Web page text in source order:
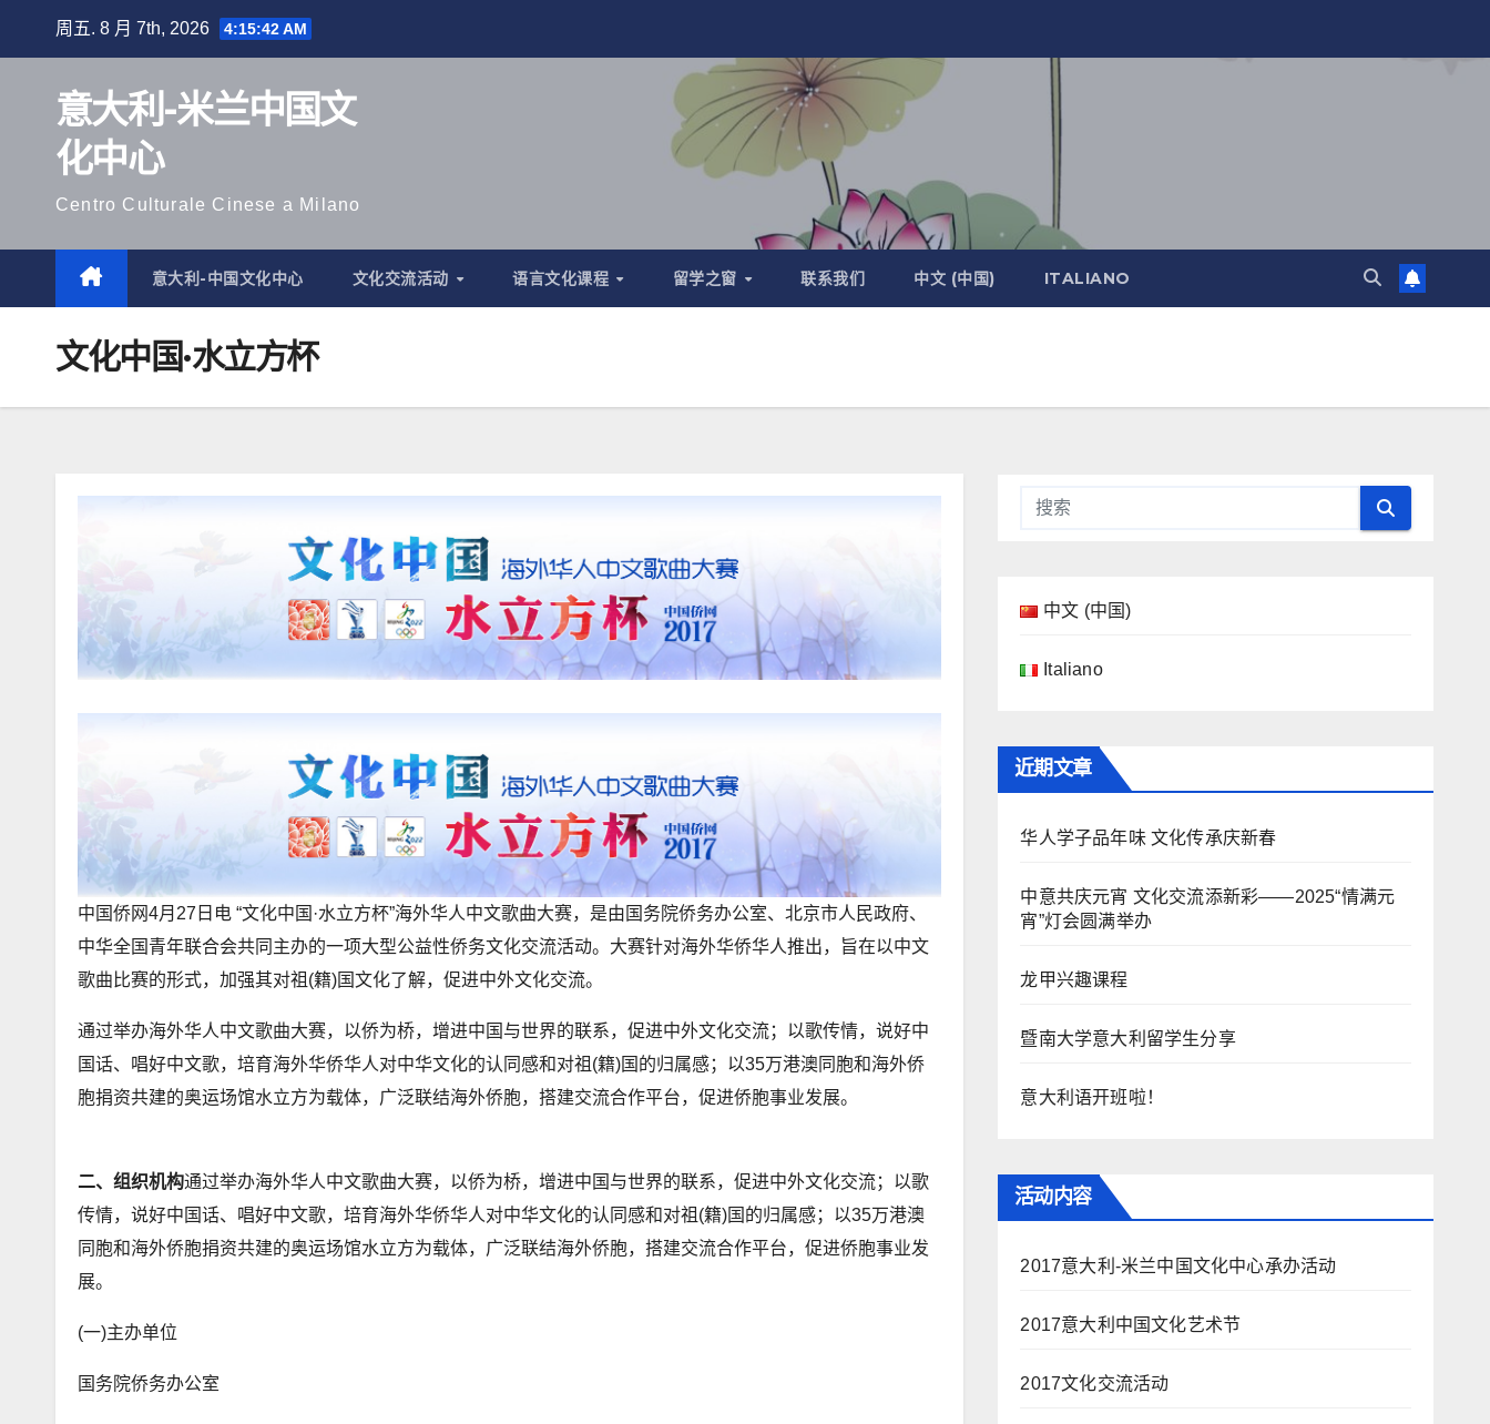
周五. 8 月 7th, 2026 4:15:43 AM
意大利-米兰中国文
化中心
Centro Culturale Cinese a Milano
意大利-中国文化中心 文化交流活动 语言文化课程 留学之窗 联系我们 中文 (中国) ITALIANO
文化中国·水立方杯
中国侨网4月27日电 “文化中国·水立方杯”海外华人中文歌曲大赛，是由国务院侨务办公室、北京市人民政府、
中华全国青年联合会共同主办的一项大型公益性侨务文化交流活动。大赛针对海外华侨华人推出，旨在以中文
歌曲比赛的形式，加强其对祖(籍)国文化了解，促进中外文化交流。
通过举办海外华人中文歌曲大赛，以侨为桥，增进中国与世界的联系，促进中外文化交流；以歌传情，说好中
国话、唱好中文歌，培育海外华侨华人对中华文化的认同感和对祖(籍)国的归属感；以35万港澳同胞和海外侨
胞捐资共建的奥运场馆水立方为载体，广泛联结海外侨胞，搭建交流合作平台，促进侨胞事业发展。
二、组织机构通过举办海外华人中文歌曲大赛，以侨为桥，增进中国与世界的联系，促进中外文化交流；以歌
传情，说好中国话、唱好中文歌，培育海外华侨华人对中华文化的认同感和对祖(籍)国的归属感；以35万港澳
同胞和海外侨胞捐资共建的奥运场馆水立方为载体，广泛联结海外侨胞，搭建交流合作平台，促进侨胞事业发
展。
(一)主办单位
国务院侨务办公室
中文 (中国)
Italiano
近期文章
华人学子品年味 文化传承庆新春
中意共庆元宵 文化交流添新彩——2025“情满元
宵”灯会圆满举办
龙甲兴趣课程
暨南大学意大利留学生分享
意大利语开班啦！
活动内容
2017意大利-米兰中国文化中心承办活动
2017意大利中国文化艺术节
2017文化交流活动